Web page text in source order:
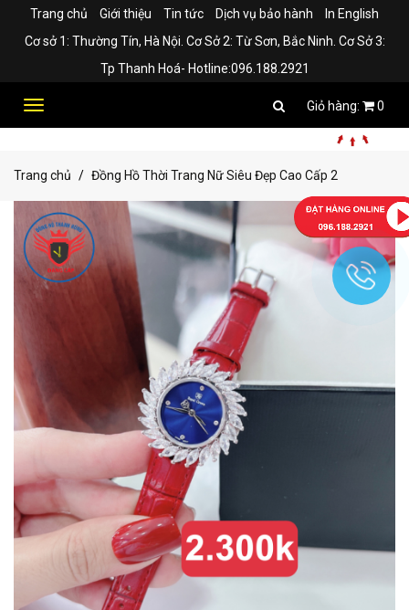
Trang chủ Giới thiệu Tin tức Dịch vụ bảo hành
In English
Cơ sở 1: Thường Tín, Hà Nội. Cơ Sở 2: Từ Sơn, Bắc Ninh. Cơ Sở 3:
Tp Thanh Hoá- Hotline:096.188.2921
Toggle
0
Trang chủ Đồng Hồ Thời Trang Nữ Siêu Đẹp Cao Cấp 2